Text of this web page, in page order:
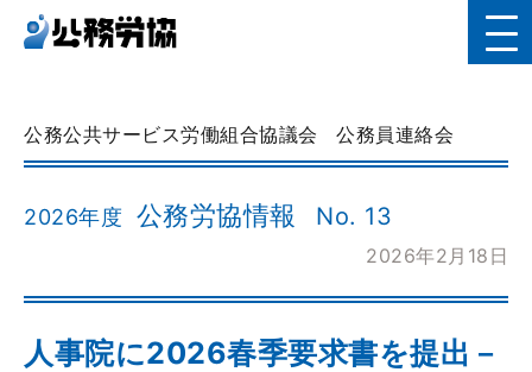
公務公共サービス労働組合協議会 公務員連絡会
2026年度 公務労協情報 No. 13
2026年2月18日
人事院に2026春季要求書を提出－